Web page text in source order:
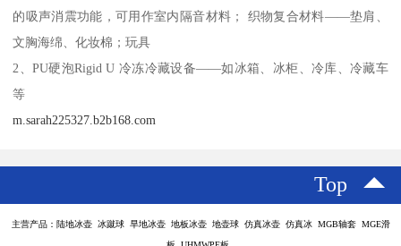
的吸声消震功能，可用作室内隔音材料； 织物复合材料——垫肩、
文胸海绵、化妆棉；玩具
2、PU硬泡Rigid U 冷冻冷藏设备——如冰箱、冰柜、冷库、冷藏车
等
m.sarah225327.b2b168.com
Top
主营产品：陆地冰壶 冰蹴球 旱地冰壶 地板冰壶 地壶球 仿真冰壶 仿真冰 MGB轴套 MGE滑